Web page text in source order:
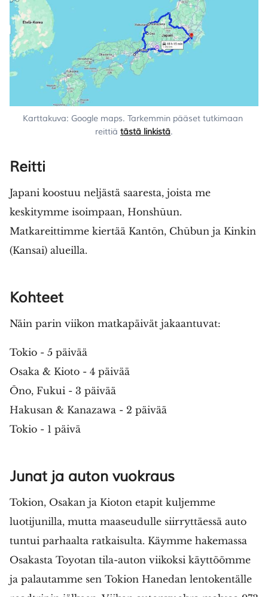
Karttakuva: Google maps. Tarkemmin pääset tutkimaan
reittiä tästä linkistä.
Reitti
Japani koostuu neljästä saaresta, joista me
keskitymme isoimpaan, Honshūun.
Matkareittimme kiertää Kantōn, Chūbun ja Kinkin
(Kansai) alueilla.
Kohteet
Näin parin viikon matkapäivät jakaantuvat:
Tokio - 5 päivää
Osaka & Kioto - 4 päivää
Ōno, Fukui - 3 päivää
Hakusan & Kanazawa - 2 päivää
Tokio - 1 päivä
Junat ja auton vuokraus
Tokion, Osakan ja Kioton etapit kuljemme
luotijunilla, mutta maaseudulle siirryttäessä auto
tuntui parhaalta ratkaisulta. Käymme hakemassa
Osakasta Toyotan tila-auton viikoksi käyttöömme
ja palautamme sen Tokion Hanedan lentokentälle